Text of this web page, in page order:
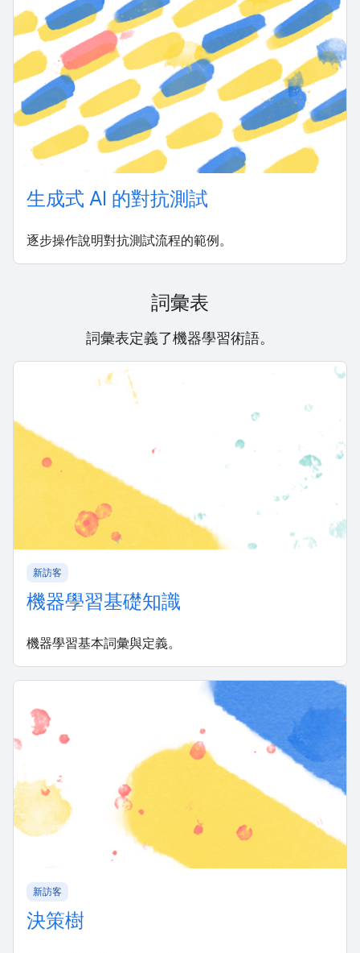
生成式 AI 的對抗測試
逐步操作說明對抗測試流程的範例。
詞彙表
詞彙表定義了機器學習術語。
新訪客
機器學習基礎知識
機器學習基本詞彙與定義。
新訪客
決策樹